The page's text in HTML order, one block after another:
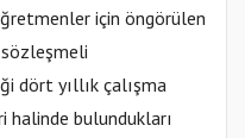
için öngörülen
dört yıllık çalışma
bulundukları